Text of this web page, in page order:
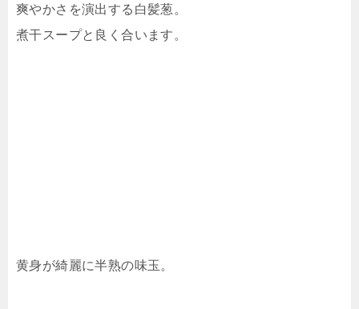
爽やかさを演出する白髪葱。
煮干スープと良く合います。
黄身が綺麗に半熟の味玉。